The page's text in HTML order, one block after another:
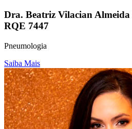
Dra. Beatriz Vilacian
RQE 7447
Pneumologia
Saiba Mais